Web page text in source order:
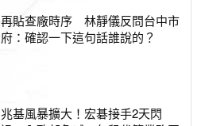
再貼查廠時序 林靜儀反問台中市
府：確認一下這句話誰說的？
兆基風暴擴大！宏碁接手2天閃